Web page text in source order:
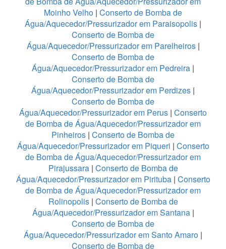
Moinho Velho | Conserto de Bomba de
Água/Aquecedor/Pressurizador em Paraisopolis |
Conserto de Bomba de
Água/Aquecedor/Pressurizador em Parelheiros|
Conserto de Bomba de
Água/Aquecedor/Pressurizador em Pedreira |
Conserto de Bomba de
Água/Aquecedor/Pressurizador em Perdizes |
Conserto de Bomba de
Água/Aquecedor/Pressurizador em Perus | Conserto
de Bomba de Água/Aquecedor/Pressurizador em
Pinheiros | Conserto de Bomba de
Água/Aquecedor/Pressurizador em Piqueri | Conserto
de Bomba de Água/Aquecedor/Pressurizador em
Pirajussara| Conserto de Bomba de
Água/Aquecedor/Pressurizador em Pirituba| Conserto
de Bomba de Água/Aquecedor/Pressurizador em
Rolinopolis| Conserto de Bomba de
Água/Aquecedor/Pressurizador em Santana|
Conserto de Bomba de
Água/Aquecedor/Pressurizador em Santo Amaro |
Conserto de Bomba de